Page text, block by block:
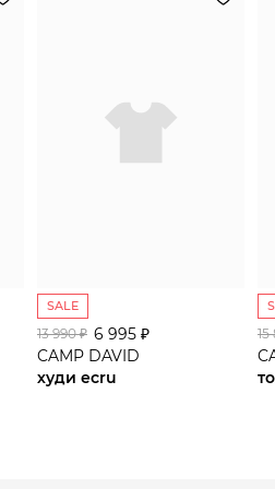
SALE
13 990 ₽ 6 995 ₽
CAMP DAVID
худи ecru
15